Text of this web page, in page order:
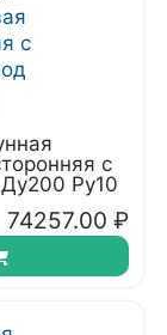
с
Ру10
74257.00 ₽